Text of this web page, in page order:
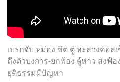
เบรกจับ หม่อง ชิต ตู่ ทะลวงคอล
ถึงตัวบงการ-ยกฟ้อง ตู้ห่าว ส่งฟ้
ยุติธรรมมีปัญหา